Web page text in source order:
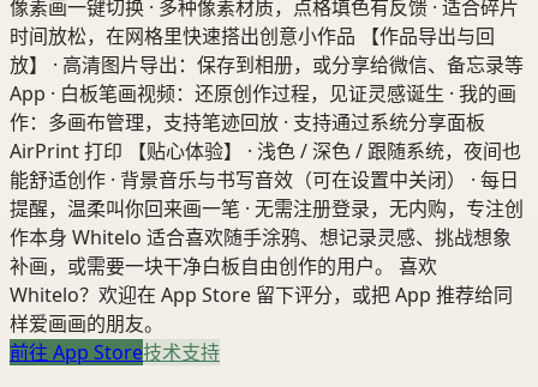
像素画一键切换 · 多种像素材质，点格填色有反馈 · 适合碎片
时间放松，在网格里快速搭出创意小作品 【作品导出与回
放】 · 高清图片导出：保存到相册，或分享给微信、备忘录等
App · 白板笔画视频：还原创作过程，见证灵感诞生 · 我的画
作：多画布管理，支持笔迹回放 · 支持通过系统分享面板
AirPrint 打印 【贴心体验】 · 浅色 / 深色 / 跟随系统，夜间也
能舒适创作 · 背景音乐与书写音效（可在设置中关闭） · 每日
提醒，温柔叫你回来画一笔 · 无需注册登录，无内购，专注创
作本身 Whitelo 适合喜欢随手涂鸦、想记录灵感、挑战想象
补画，或需要一块干净白板自由创作的用户。 喜欢
Whitelo？欢迎在 App Store 留下评分，或把 App 推荐给同
样爱画画的朋友。
前往 App Store技术支持